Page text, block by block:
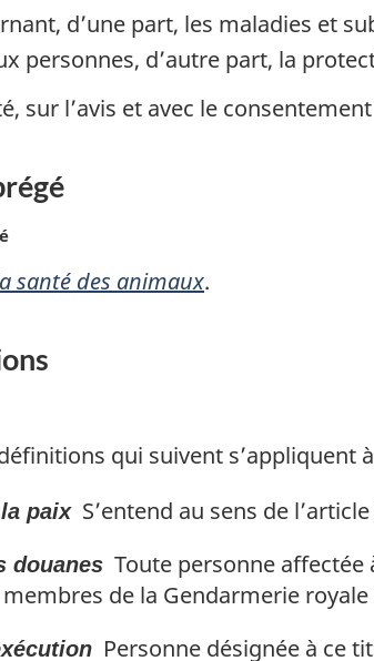
d’une part, les maladies et
personnes, d’autre part, la
sur l’avis et avec le
santé des animaux.
qui suivent s’appliquent
paixS’entend au sens de
douanes Toute personne affectée
de la Gendarmerie
Personne désignée à ce